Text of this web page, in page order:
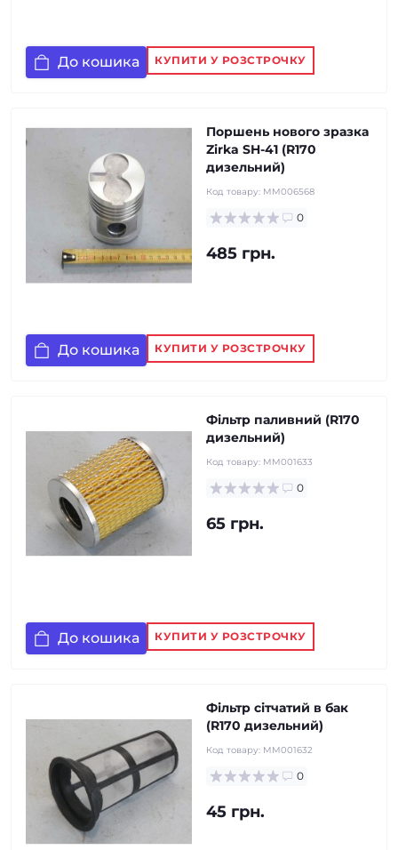
До кошика КУПИТИ У РОЗСТРОЧКУ
Поршень нового зразка
Zirka SH-41 (R170
дизельний)
Код товару: MM006568
0
485 грн.
До кошика КУПИТИ У РОЗСТРОЧКУ
Фільтр паливний (R170
дизельний)
Код товару: MM001633
0
65 грн.
До кошика КУПИТИ У РОЗСТРОЧКУ
Фільтр сітчатий в бак
(R170 дизельний)
Код товару: MM001632
0
45 грн.